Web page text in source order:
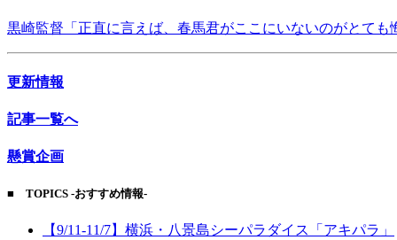
黒崎監督「正直に言えば、春馬君がここにいないのがとても
更新情報
記事一覧へ
懸賞企画
■ TOPICS -おすすめ情報-
【9/11-11/7】横浜・八景島シーパラダイス「アキパラ」